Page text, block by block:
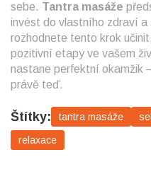
sebe. Tantra masáže
invést do vlastního zdraví
rozhodnete tento krok
pozitivní etapy ve vašem
nastane perfektní okamžik
právě teď.
Štítky: tantra masáže
relaxace